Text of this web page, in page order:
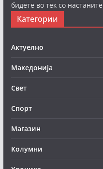
бидете во тек со
Категории
Актуелно
Македонија
Свет
Спорт
Магазин
Колумни